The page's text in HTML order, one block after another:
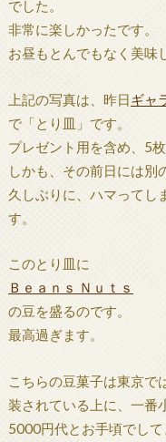
でした。
非常に楽しかったです。
お昼もとんでもなく美味
上記の写真は、昨日ギャ
で「とり皿」です。
プレゼント用を含め、5
しかも、その前日には別
久しぶりに、ハマってし
す。
このとり皿に
Ｂｅａｎｓ Ｎｕｔｓ
の豆を盛るのです。
最高過ぎます。
こちらの豆菓子は東京で
装されている上に、一番
5000円代とお手頃でして